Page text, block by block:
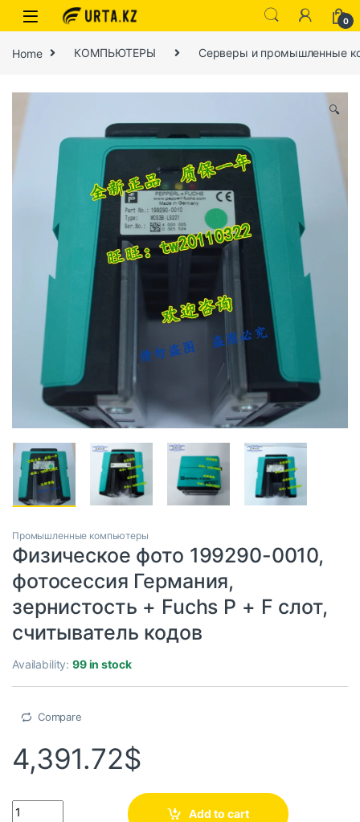
0
Home КОМПЬЮТЕРЫ Серверы и промышленные
🔍
Промышленные компьютеры
Физическое фото 199290-0010,
фотосессия Германия,
зернистость + Fuchs P + F слот,
считыватель кодов
Availability:99 in stock
Compare
4,391.72$
Add to cart